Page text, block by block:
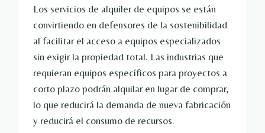
Los servicios de alquiler de equipos se están
convirtiendo en defensores de la sostenibilidad
al facilitar el acceso a equipos especializados
sin exigir la propiedad total. Las industrias que
requieran equipos específicos para proyectos a
corto plazo podrán alquilar en lugar de comprar,
lo que reducirá la demanda de nueva fabricación
y reducirá el consumo de recursos.